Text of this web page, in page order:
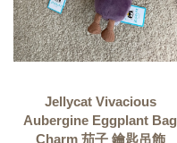
Jellycat Vivacious
Aubergine Eggplant Bag
Charm 茄子 鑰匙吊飾